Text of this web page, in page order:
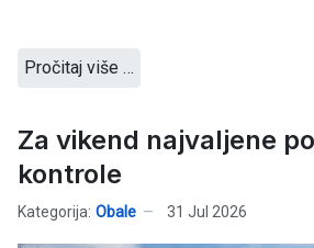
Pročitaj više …
Za vikend najvaljene
kontrole
Kategorija: Obale 31 Jul 2026